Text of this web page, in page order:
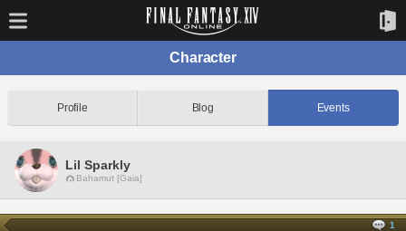
Character
Profile Blog Events
Lil Sparkly
Bahamut [Gaia]
1